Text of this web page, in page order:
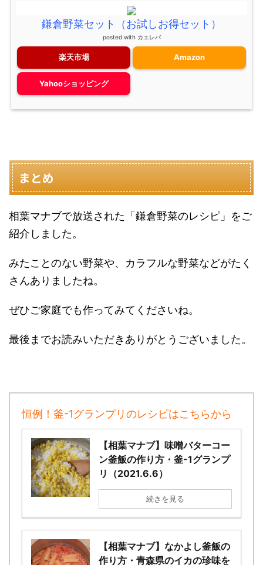
鎌倉野菜セット（お試しお得セット）
posted with カエレバ
楽天市場 Amazon
Yahooショッピング
まとめ
相葉マナブで放送された「鎌倉野菜のレシピ」をご
紹介しました。
みたことのない野菜や、カラフルな野菜などがたく
さんありましたね。
ぜひご家庭でも作ってみてくださいね。
最後までお読みいただきありがとうございました。
恒例！釜-1グランプリのレシピはこちらから
【相葉マナブ】味噌バターコー
ン釜飯の作り方・釜-1グランプ
リ（2021.6.6）
続きを見る
【相葉マナブ】なかよし釜飯の
作り方・青森県のイカの珍味を